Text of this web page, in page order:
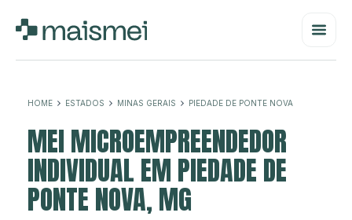
HOME ESTADOS MINAS GERAIS PIEDADE DE PONTE NOVA
MEI MICROEMPREENDEDOR
INDIVIDUAL EM PIEDADE DE
PONTE NOVA, MG